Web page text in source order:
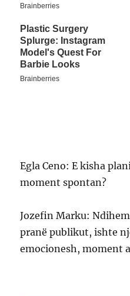
Egla Ceno: E kisha
moment spontan?
Jozefin Marku:
pranë publikut, ishte
emocionesh, moment